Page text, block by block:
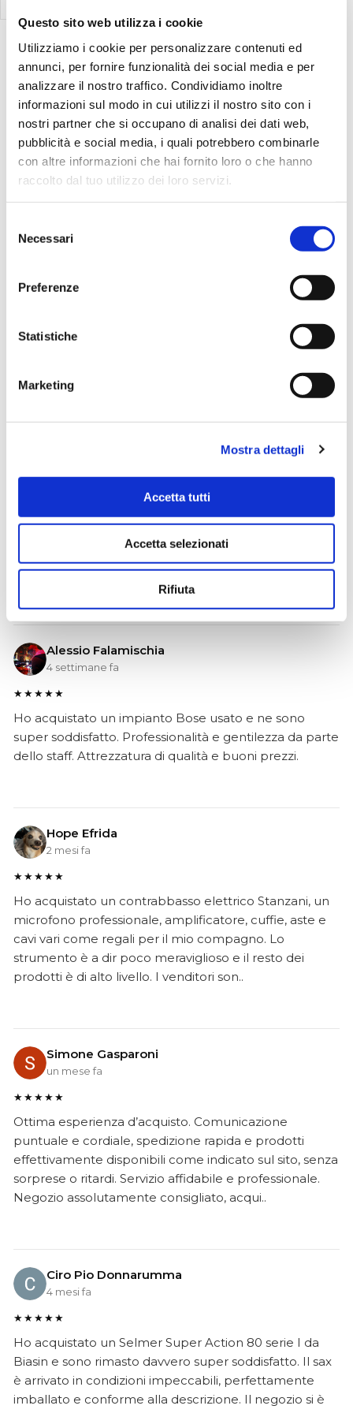
Questo sito web utilizza i cookie
Utilizziamo i cookie per personalizzare contenuti ed
annunci, per fornire funzionalità dei social media e per
analizzare il nostro traffico. Condividiamo inoltre
informazioni sul modo in cui utilizzi il nostro sito con i
nostri partner che si occupano di analisi dei dati web,
pubblicità e social media, i quali potrebbero combinarle
con altre informazioni che hai fornito loro o che hanno
raccolto dal tuo utilizzo dei loro servizi.
delNecessari
Preferenze
Statistiche
Marketing
Mostra dettagli
Accetta tutti
Accetta selezionati
Rifiuta
Vedi1-15di 15
Offerte Speciali
Helix Stadium Floor Processore...
riferimento tra i processori multieffetto
professionali per chitarra e basso. Dal desi...
€
1.639,00 €
1.848,00
4.9 Vedi su Google
Alessio Falamischia
4 settimane fa
★★★★★
Ho acquistato un impianto Bose usato e ne sono
super soddisfatto. Professionalità e gentilezza da parte
dello staff. Attrezzatura di qualità e buoni prezzi.
Hope Efrida
2 mesi fa
★★★★★
Ho acquistato un contrabbasso elettrico Stanzani, un
microfono professionale, amplificatore, cuffie, aste e
cavi vari come regali per il mio compagno. Lo
strumento è a dir poco meraviglioso e il resto dei
prodotti è di alto livello. I venditori son..
Simone Gasparoni
un mese fa
★★★★★
Ottima esperienza d’acquisto. Comunicazione
puntuale e cordiale, spedizione rapida e prodotti
effettivamente disponibili come indicato sul sito, senza
sorprese o ritardi. Servizio affidabile e professionale.
Negozio assolutamente consigliato, acqui..
Ciro Pio Donnarumma
4 mesi fa
★★★★★
Ho acquistato un Selmer Super Action 80 serie I da
Biasin e sono rimasto davvero super soddisfatto. Il sax
è arrivato in condizioni impeccabili, perfettamente
imballato e conforme alla descrizione. Il negozio si è